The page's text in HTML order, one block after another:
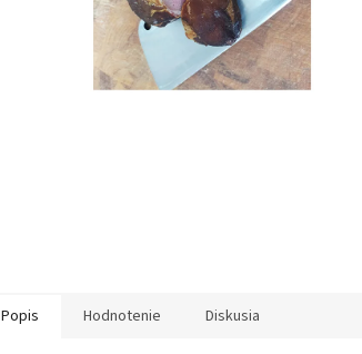
Popis Hodnotenie Diskusia